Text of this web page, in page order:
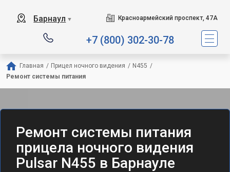
Барнаул ▼ Красноармейский проспект, 47А
+7 (800) 302-30-78
Главная / Прицел ночного видения / N455 /
Ремонт системы питания
Ремонт системы питания
прицела ночного видения
Pulsar N455 в Барнауле